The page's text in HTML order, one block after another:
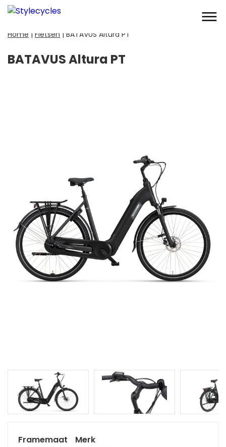
Home | Fietsen | BATAVUS Altura PT
BATAVUS Altura PT
Framemaat Merk